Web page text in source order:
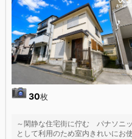
30枚
～閑静な住宅街に佇む パナソニ
として利用のため室内きれいにお